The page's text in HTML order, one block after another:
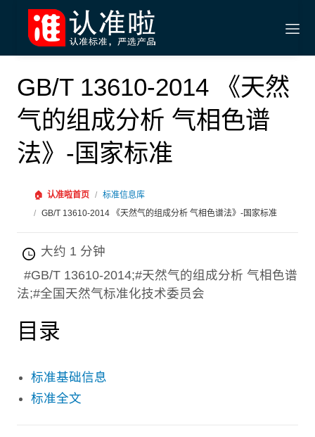
GB/T 13610-2014 《天然
气的组成分析 气相色谱
法》-国家标准
🏠 认准啦首页 / 标准信息库
/ GB/T 13610-2014 《天然气的组成分析 气相色谱法》-国家标准
大约 1 分钟
#GB/T 13610-2014;#天然气的组成分析 气相色谱
法;#全国天然气标准化技术委员会
目录
标准基础信息
标准全文